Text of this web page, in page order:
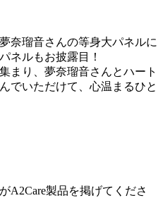
奈瑠音さんの等身大パネルに
ネルもお披露目！
まり、夢奈瑠音さんとハート
でいただけて、心温まるひと
A2Care製品を掲げてくださ